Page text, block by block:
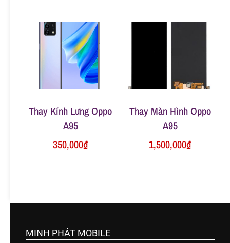
Thay Kính Lưng Oppo
A95
350,000₫
Thay Màn Hình Oppo
A95
1,500,000₫
MINH PHÁT MOBILE